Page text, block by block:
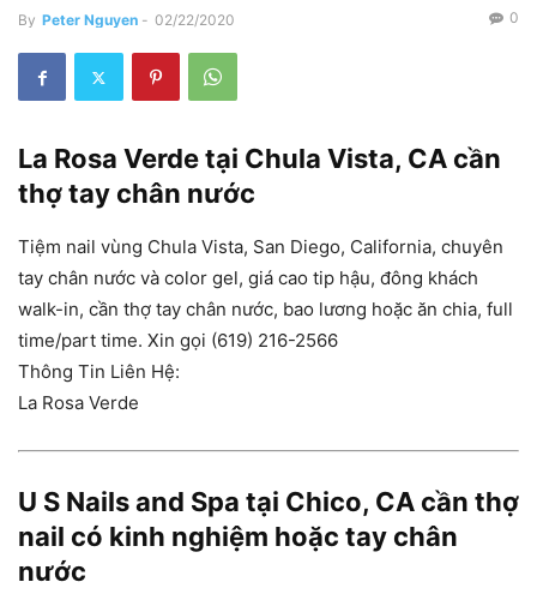
By Peter Nguyen - 02/22/2020 0
La Rosa Verde tại Chula Vista, CA cần
thợ tay chân nước
Tiệm nail vùng Chula Vista, San Diego, California, chuyên
tay chân nước và color gel, giá cao tip hậu, đông khách
walk-in, cần thợ tay chân nước, bao lương hoặc ăn chia, full
time/part time. Xin gọi (619) 216-2566
Thông Tin Liên Hệ:
La Rosa Verde
U S Nails and Spa tại Chico, CA cần thợ
nail có kinh nghiệm hoặc tay chân
nước